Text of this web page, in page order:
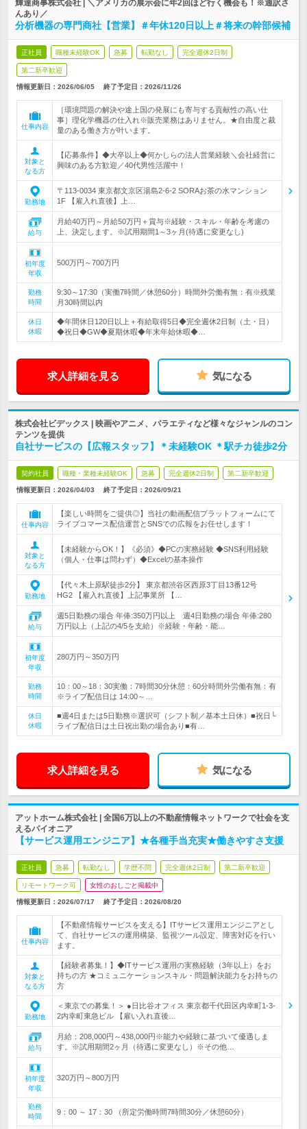
輝達商事株式会社 | ＼アメリカの展示会に年2回ほど行く機会も！※通訳さ
んあり／
分析機器の専門商社【営業】＃年休120日以上＃将来の幹部候補
正社員 職種未経験OK 急募 転勤なし 完全週休2日制
第二新卒歓迎
情報更新日：2026/06/05 終了予定日： 2026/11/26
仕事内容
［環境問題の解決や途上国の発展にも寄与する貢献性の高い仕
事］理化学機器の仕入れ※販売業務はありません。★自由度と裁
量のある働き方が叶います。
対象と
なる方
【応募条件】◆大卒以上◆何かしらの法人営業経験＼会社経営に
興味のある方歓迎／40代男性活躍中！
勤務地
〒113-0034 東京都文京区湯島2-6-2 SORAお茶の水マンション
1F 【雇入れ直後】上…
給与
月給40万円～月給50万円＋賞与※経験・スキル・年齢を考慮の
上、決定します。※試用期間1～3ヶ月(待遇に変更なし)
初年度
年収
500万円～700万円
勤務
時間
9:30～17:30（実働7時間／休憩60分）時間外労働有無：有※残業
月30時間以内
休日
休暇
◆年間休日120日以上＋有給取得5日◆完全週休2日制（土・日）
◆祝日◆GW◆夏期休暇◆年末年始休暇◆…
求人詳細を見る 気になる
株式会社ビデックス | 映画やアニメ、バラエティなど様々なジャンルのコン
テンツを提供
自社サービスの【広報スタッフ】＊未経験OK ＊駅チカ徒歩2分
契約社員 職種・業種未経験OK 急募 完全週休2日制 第二新卒歓迎
情報更新日：2026/04/03 終了予定日： 2026/09/21
仕事内容
【楽しい時間をご提供◎】当社の動画配信プラットフォームにて
ライブコマース配信運営とSNSでの広報をお任せします！
対象と
なる方
【未経験からOK！】《必須》◆PCの実務経験 ◆SNS利用経験
（個人・仕事は問わず）◆Excelの基本操作
勤務地
【代々木上原駅徒歩2分】 東京都渋谷区西原3丁目13番12号
HG2 【雇入れ直後】上記事業所 【…
給与
週5日勤務の場合 年俸:350万円以上 週4日勤務の場合 年俸:280
万円以上（上記の4/5を支給）※経験・年齢・能…
初年度
年収
280万円～350万円
勤務
時間
10：00～18：30実働：7時間30分休憩：60分時間外労働有無：有
※ライブ配信日は 14:00～…
休日
休暇
■週4日または5日勤務※選択可（シフト制／基本土日休）■祝日└
ライブ配信日は土日祝出勤の場合あり■有…
求人詳細を見る 気になる
アットホーム株式会社 | 全国6万以上の不動産情報ネットワークで社会を支
えるパイオニア
【サービス運用エンジニア】★各種手当充実★働きやすさ支援
正社員 急募 転勤なし 学歴不問 完全週休2日制 第二新卒歓迎
リモートワーク可 女性のおしごと掲載中
情報更新日：2026/07/17 終了予定日： 2026/08/20
仕事内容
【不動産情報サービスを支える】ITサービス運用エンジニアとし
て、自社サービスの運用構築、監視ツール設定、障害対応を行い
ます。
対象と
なる方
【経験者募集！】◆ITサービス運用の実務経験（3年以上）をお
持ちの方 ★コミュニケーションスキル・問題解決能力をお持ちの
方
勤務地
＜東京での募集！＞ ●日比谷オフィス 東京都千代田区内幸町1-3-
2内幸町東急ビル 【雇い入れ直後…
給与
月給：208,000円～438,000円※能力や経験に基づいて優遇しま
す。※試用期間2ヶ月（待遇に変更なし）※その他…
初年度
年収
320万円～800万円
勤務
時間
9：00 ～ 17：30 （所定労働時間7時間30分／休憩60分）